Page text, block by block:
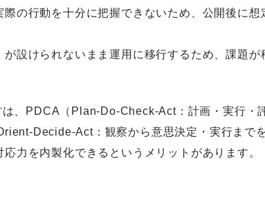
の行動を十分に把握できないため、公開後に
設けられないまま運用に移行するため、課題
、PDCA（Plan-Do-Check-Act：計画・実行・
Decide-Act：観察から意思決定・実行まで
力を内製化できるというメリットがあります。